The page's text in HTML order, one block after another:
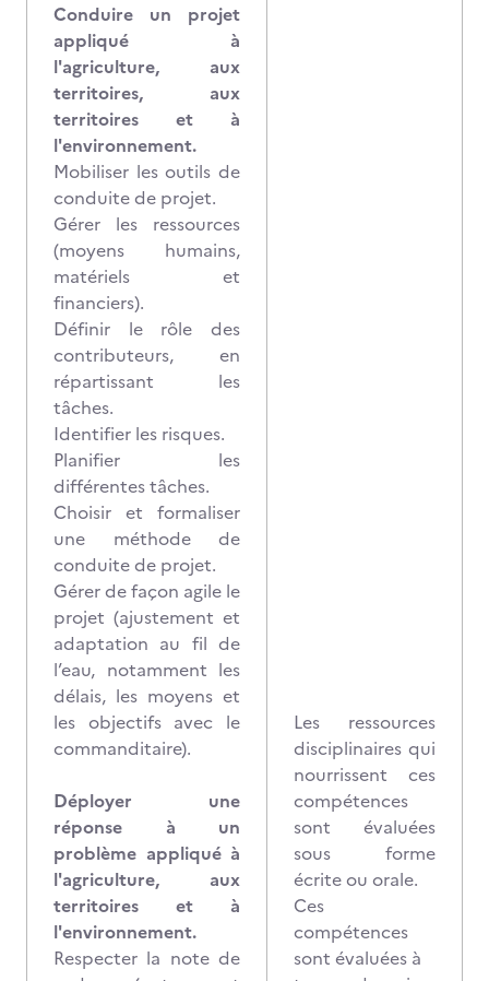
Conduire un projet
appliqué à
l'agriculture, aux
territoires, aux
territoires et à
l'environnement.
Mobiliser les outils de
conduite de projet.
Gérer les ressources
(moyens humains,
matériels et
financiers).
Définir le rôle des
contributeurs, en
répartissant les
tâches.
Identifier les risques.
Planifier les
différentes tâches.
Choisir et formaliser
une méthode de
conduite de projet.
Gérer de façon agile le
projet (ajustement et
adaptation au fil de
l’eau, notamment les
délais, les moyens et
les objectifs avec le
commanditaire).
Déployer une
réponse à un
problème appliqué à
l'agriculture, aux
territoires et à
l'environnement.
Respecter la note de
Les ressources
disciplinaires qui
nourrissent ces
compétences
sont évaluées
sous forme
écrite ou orale.
Ces
compétences
sont évaluées à